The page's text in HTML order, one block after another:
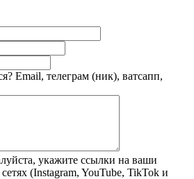
Email, телеграм (ник), ватсапп,
укажите ссылки на ваши
(Instagram, YouTube, TikTok и